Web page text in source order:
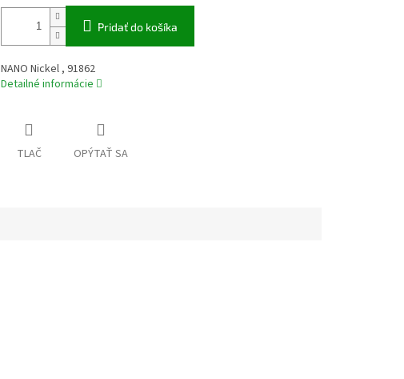
Pridať do košíka
NANO Nickel , 91862
Detailné informácie
TLAČ OPÝTAŤ SA